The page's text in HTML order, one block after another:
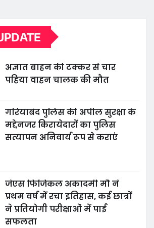
अज्ञात बाहन की टक्कर से चार
पहिया वाहन चालक की मौत
गरियाबंद पुलिस की अपील सुरक्षा के
मद्देनजर किरायेदारों का पुलिस
सत्यापन अनिवार्य रूप से कराएं
जेएस फिजिकल अकादमी मौ ने
प्रथम वर्ष में रचा इतिहास, कई छात्रों
ने प्रतियोगी परीक्षाओं में पाई
सफलता